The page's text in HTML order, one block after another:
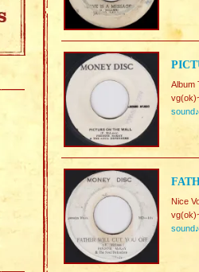
Album
sound♪
Nice
sound♪